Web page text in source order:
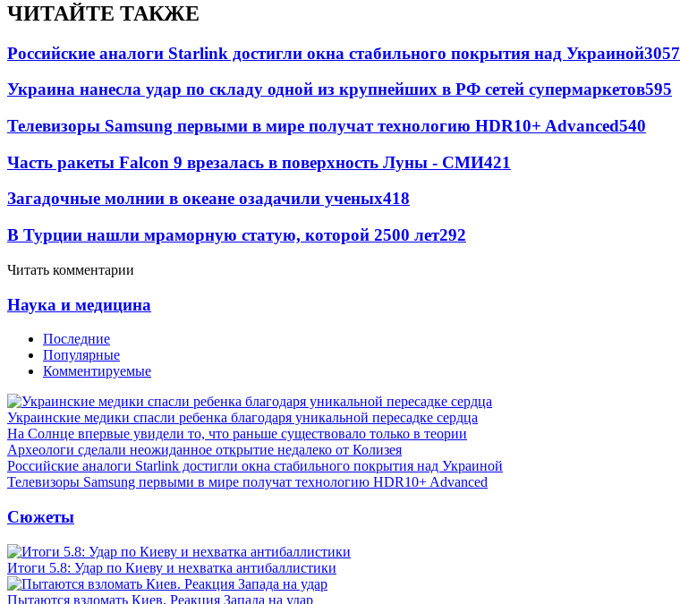
ЧИТАЙТЕ ТАКЖЕ
Российские аналоги Starlink достигли окна стабильного покрытия над Украиной3057
Украина нанесла удар по складу одной из крупнейших в РФ сетей супермаркетов595
Телевизоры Samsung первыми в мире получат технологию HDR10+ Advanced540
Часть ракеты Falcon 9 врезалась в поверхность Луны - СМИ421
Загадочные молнии в океане озадачили ученых418
В Турции нашли мраморную статую, которой 2500 лет292
Читать комментарии
Наука и медицина
Последние
Популярные
Комментируемые
Украинские медики спасли ребенка благодаря уникальной пересадке сердца
На Солнце впервые увидели то, что раньше существовало только в теории
Археологи сделали неожиданное открытие недалеко от Колизея
Российские аналоги Starlink достигли окна стабильного покрытия над Украиной
Телевизоры Samsung первыми в мире получат технологию HDR10+ Advanced
Сюжеты
Итоги 5.8: Удар по Киеву и нехватка антибаллистики
Пытаются взломать Киев. Реакция Запада на удар